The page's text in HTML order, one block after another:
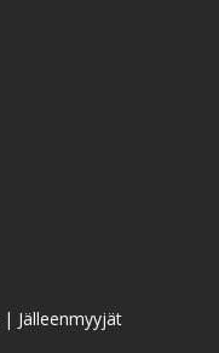
| Jälleenmyyjät